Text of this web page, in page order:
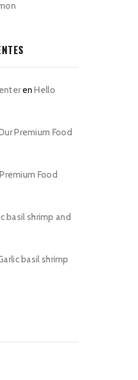
enHello
Premium Food
Food
basil shrimp and
basil shrimp